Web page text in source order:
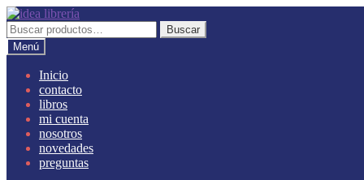
Ir
a
la
navegación
Ir
al
contenido
Buscar
por:
Buscar
Menú
Inicio
contacto
libros
mi cuenta
nosotros
novedades
preguntas